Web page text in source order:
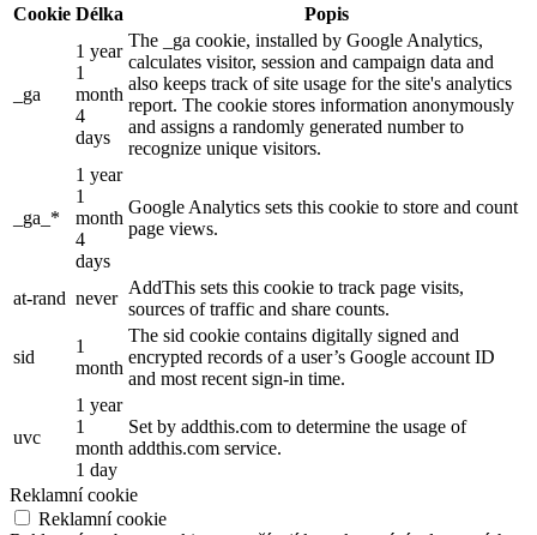
Cookie Délka Popis
_ga
1 year
1
month
4
days
The _ga cookie, installed by Google Analytics,
calculates visitor, session and campaign data and
also keeps track of site usage for the site's analytics
report. The cookie stores information anonymously
and assigns a randomly generated number to
recognize unique visitors.
_ga_*
1 year
1
month
4
days
Google Analytics sets this cookie to store and count
page views.
at-rand never
AddThis sets this cookie to track page visits,
sources of traffic and share counts.
sid
1
month
The sid cookie contains digitally signed and
encrypted records of a user’s Google account ID
and most recent sign-in time.
uvc
1 year
1
month
1 day
Set by addthis.com to determine the usage of
addthis.com service.
Reklamní cookie
Reklamní cookie